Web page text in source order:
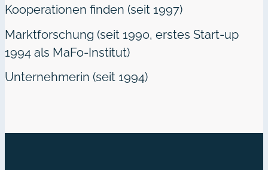
Kooperationen finden (seit 1997)
Marktforschung (seit 1990, erstes Start-up
1994 als MaFo-Institut)
Unternehmerin (seit 1994)